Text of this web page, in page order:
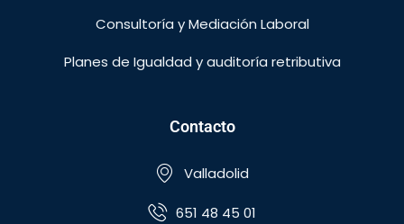
Consultoría y Mediación Laboral
Planes de Igualdad y auditoría retributiva
Contacto
Valladolid
651 48 45 01